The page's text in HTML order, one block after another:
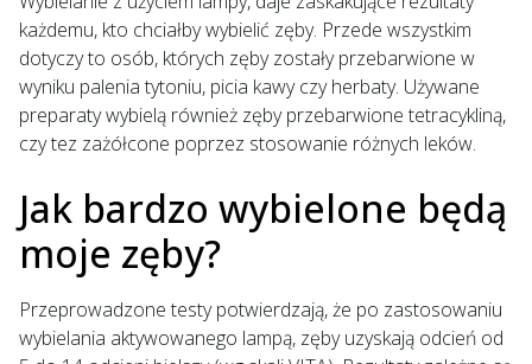
każdemu, kto chciałby wybielić zęby. Przede wszystkim
dotyczy to osób, których zęby zostały przebarwione w
wyniku palenia tytoniu, picia kawy czy herbaty. Używane
preparaty wybielą również zęby przebarwione tetracykliną,
czy tez zażółcone poprzez stosowanie różnych leków.
Jak bardzo wybielone będą
moje zęby?
Przeprowadzone testy potwierdzają, że po zastosowaniu
wybielania aktywowanego lampą, zęby uzyskają odcień od